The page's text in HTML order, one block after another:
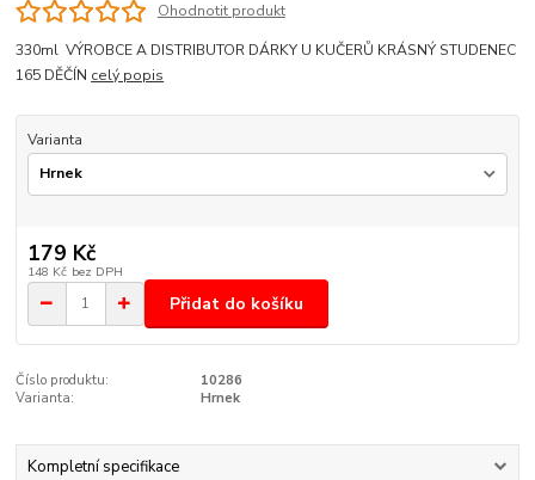
Ohodnotit produkt
330ml VÝROBCE A DISTRIBUTOR DÁRKY U KUČERŮ KRÁSNÝ STUDENEC
165 DĚČÍN celý popis
Varianta
179 Kč
148 Kč bez DPH
Přidat do košíku
Číslo produktu:
10286
Varianta:
Hrnek
Kompletní specifikace